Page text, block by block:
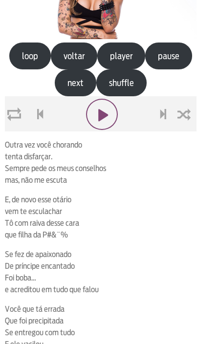
loop voltar player pause
next shuffle
Outra vez você chorando
tenta disfarçar.
Sempre pede os meus conselhos
mas, não me escuta
E, de novo esse otário
vem te esculachar
Tô com raiva desse cara
que filha da P#&¨%
Se fez de apaixonado
De príncipe encantado
Foi boba…
e acreditou em tudo que falou
Você que tá errada
Que foi precipitada
Se entregou com tudo